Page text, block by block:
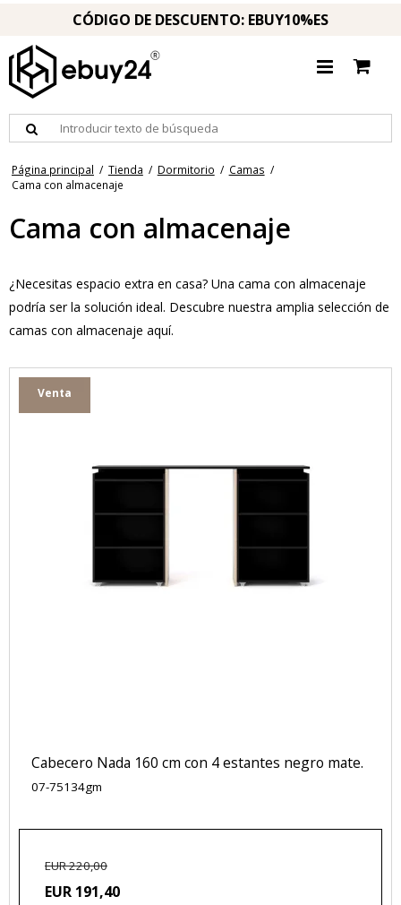
CÓDIGO DE DESCUENTO: EBUY10%ES
Página principal / Tienda / Dormitorio / Camas /
Cama con almacenaje
Cama con almacenaje
¿Necesitas espacio extra en casa? Una cama con almacenaje
podría ser la solución ideal. Descubre nuestra amplia selección de
camas con almacenaje aquí.
Venta
Cabecero Nada 160 cm con 4 estantes negro mate.
07-75134gm
EUR 220,00
EUR 191,40